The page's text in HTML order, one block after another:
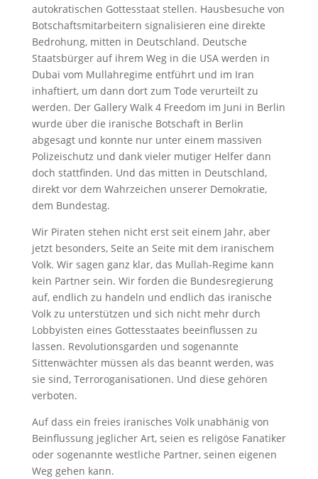
autokratischen Gottesstaat stellen. Hausbesuche von
Botschaftsmitarbeitern signalisieren eine direkte
Bedrohung, mitten in Deutschland. Deutsche
Staatsbürger auf ihrem Weg in die USA werden in
Dubai vom Mullahregime entführt und im Iran
inhaftiert, um dann dort zum Tode verurteilt zu
werden. Der Gallery Walk 4 Freedom im Juni in Berlin
wurde über die iranische Botschaft in Berlin
abgesagt und konnte nur unter einem massiven
Polizeischutz und dank vieler mutiger Helfer dann
doch stattfinden. Und das mitten in Deutschland,
direkt vor dem Wahrzeichen unserer Demokratie,
dem Bundestag.
Wir Piraten stehen nicht erst seit einem Jahr, aber
jetzt besonders, Seite an Seite mit dem iranischem
Volk. Wir sagen ganz klar, das Mullah-Regime kann
kein Partner sein. Wir forden die Bundesregierung
auf, endlich zu handeln und endlich das iranische
Volk zu unterstützen und sich nicht mehr durch
Lobbyisten eines Gottesstaates beeinflussen zu
lassen. Revolutionsgarden und sogenannte
Sittenwächter müssen als das beannt werden, was
sie sind, Terroroganisationen. Und diese gehören
verboten.
Auf dass ein freies iranisches Volk unabhänig von
Beinflussung jeglicher Art, seien es religöse Fanatiker
oder sogenannte westliche Partner, seinen eigenen
Weg gehen kann.